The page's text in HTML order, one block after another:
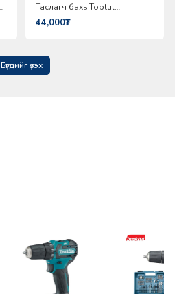
Таслагч бахь Toptul
DGBC2106
44,000₮
Бүгдийг үзэх